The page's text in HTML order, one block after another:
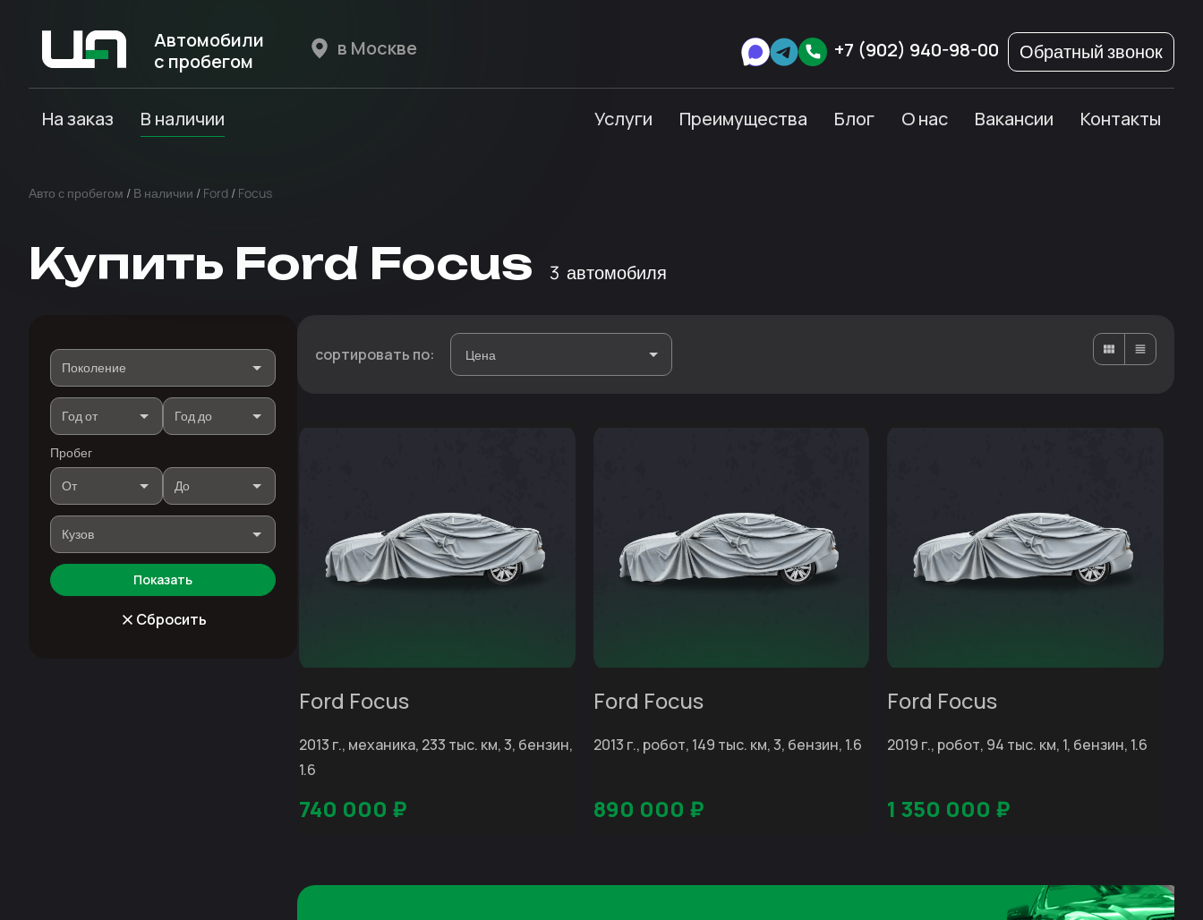
Автомобили
с пробегом
+7 (902) 940-98-00 Обратный звонок
На заказ В наличии Услуги Преимущества Блог О нас Вакансии Контакты
Авто с пробегом / В наличии / Ford / Focus
Купить Ford Focus 3 автомобиля
Пробег
Показать
Сбросить
сортировать по:
Ford Focus
2013 г., механика, 233 тыс. км, 3, бензин,
1.6
740 000 ₽
Ford Focus
2013 г., робот, 149 тыс. км, 3, бензин, 1.6
890 000 ₽
Ford Focus
2019 г., робот, 94 тыс. км, 1, бензин, 1.6
1 350 000 ₽